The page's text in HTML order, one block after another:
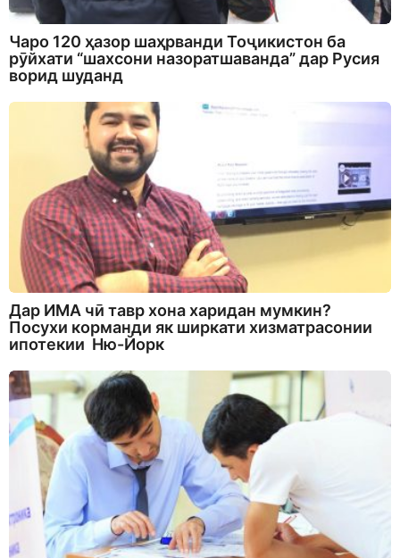
Чаро 120 ҳазор шаҳрванди Тоҷикистон ба
рӯйхати “шахсони назоратшаванда” дар Русия
ворид шуданд
Дар ИМА чӣ тавр хона харидан мумкин?
Посухи корманди як ширкати хизматрасонии
ипотекии Ню-Йорк